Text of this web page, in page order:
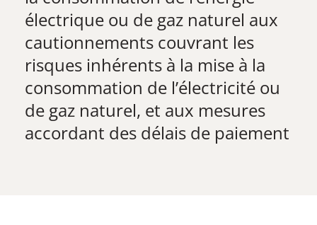
électrique ou de gaz naturel aux
cautionnements couvrant les
risques inhérents à la mise à la
consommation de l’électricité ou
de gaz naturel, et aux mesures
accordant des délais de paiement